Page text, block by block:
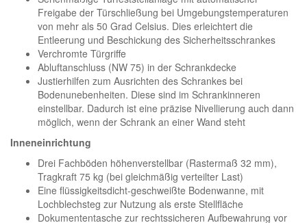
Freigabe der Türschließung bei Umgebungstemperaturen
von mehr als 50 Grad Celsius. Dies erleichtert die
Entleerung und Beschickung des Sicherheitsschrankes
Verchromte Türgriffe
Abluftanschluss (NW 75) in der Schrankdecke
Justierhilfen zum Ausrichten des Schrankes bei
Bodenunebenheiten. Diese sind im Schrankinneren
einstellbar. Dadurch ist eine präzise Nivellierung auch dann
möglich, wenn der Schrank an einer Wand steht
Inneneinrichtung
Drei Fachböden höhenverstellbar (Rastermaß 32 mm),
Tragkraft 75 kg (bei gleichmäßig verteilter Last)
Eine flüssigkeitsdicht-geschweißte Bodenwanne, mit
Lochblechsteg zur Nutzung als erste Stellfläche
Dokumententasche zur rechtssicheren Aufbewahrung vor